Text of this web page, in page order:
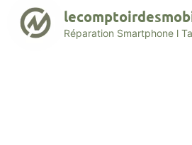
Réparation Smartphone l